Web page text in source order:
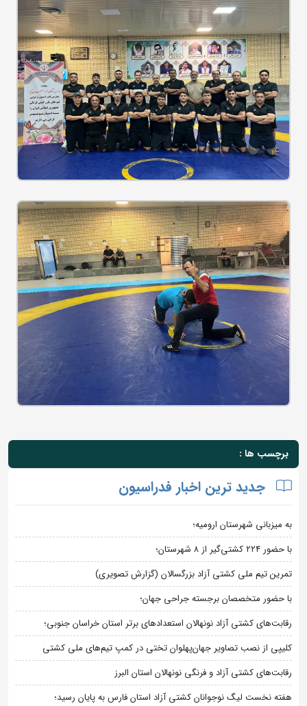
برچسب ها :
جدید ترین اخبار فدراسیون
به میزبانی شهرستان ارومیه؛
با حضور ۲۲۴ کشتی‌گیر از ۸ شهرستان؛
تمرین تیم ملی کشتی آزاد بزرگسالان (گزارش تصویری)
با حضور متخصصان برجسته جراحی جهان؛
رقابت‌های کشتی آزاد نونهالان استعدادهای برتر استان خراسان جنوبی؛
کلیپی از نصب تصاویر جهان‌پهلوان تختی در کمپ تیم‌های ملی کشتی
رقابت‌های کشتی آزاد و فرنگی نونهالان استان البرز
هفته نخست لیگ نوجوانان کشتی آزاد استان فارس به پایان رسید؛